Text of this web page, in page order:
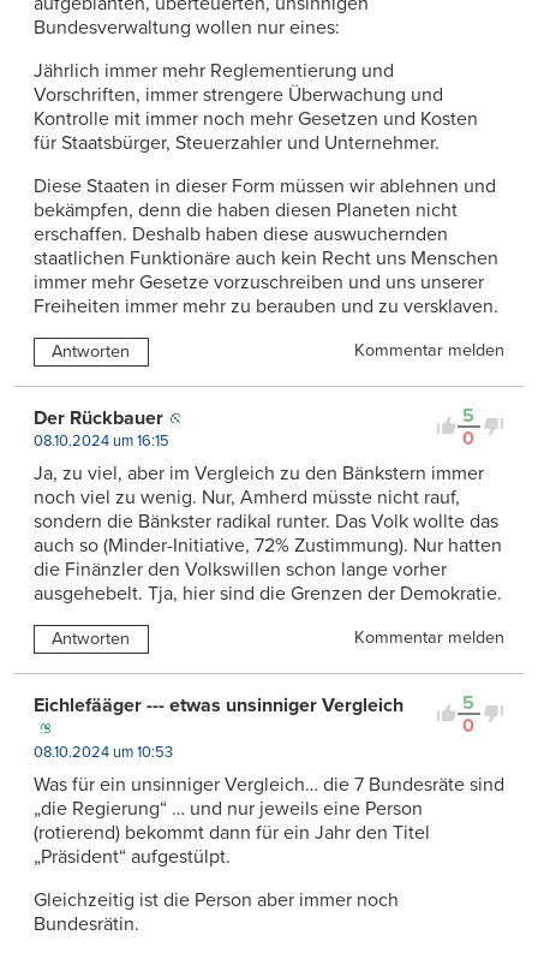
Bundesverwaltung wollen nur eines:
Jährlich immer mehr Reglementierung und
Vorschriften, immer strengere Überwachung und
Kontrolle mit immer noch mehr Gesetzen und Kosten
für Staatsbürger, Steuerzahler und Unternehmer.
Diese Staaten in dieser Form müssen wir ablehnen und
bekämpfen, denn die haben diesen Planeten nicht
erschaffen. Deshalb haben diese auswuchernden
staatlichen Funktionäre auch kein Recht uns Menschen
immer mehr Gesetze vorzuschreiben und uns unserer
Freiheiten immer mehr zu berauben und zu versklaven.
Antworten Kommentar melden
5
0
Der Rückbauer
08.10.2024 um 16:15
Ja, zu viel, aber im Vergleich zu den Bänkstern immer
noch viel zu wenig. Nur, Amherd müsste nicht rauf,
sondern die Bänkster radikal runter. Das Volk wollte das
auch so (Minder-Initiative, 72% Zustimmung). Nur hatten
die Finänzler den Volkswillen schon lange vorher
ausgehebelt. Tja, hier sind die Grenzen der Demokratie.
Antworten Kommentar melden
5
0
Eichlefääger --- etwas unsinniger Vergleich
08.10.2024 um 10:53
Was für ein unsinniger Vergleich… die 7 Bundesräte sind
„die Regierung“ … und nur jeweils eine Person
(rotierend) bekommt dann für ein Jahr den Titel
„Präsident“ aufgestülpt.
Gleichzeitig ist die Person aber immer noch
Bundesrätin.